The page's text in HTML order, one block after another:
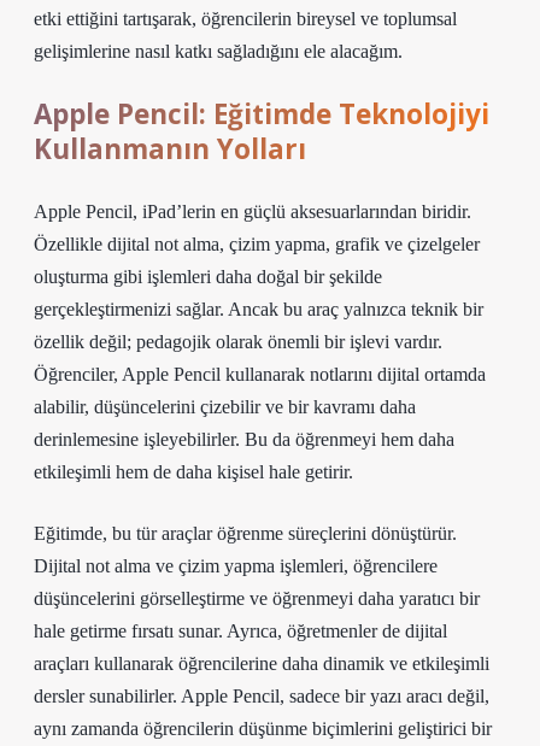
etki ettiğini tartışarak, öğrencilerin bireysel ve toplumsal
gelişimlerine nasıl katkı sağladığını ele alacağım.
Apple Pencil: Eğitimde Teknolojiyi
Kullanmanın Yolları
Apple Pencil, iPad’lerin en güçlü aksesuarlarından biridir.
Özellikle dijital not alma, çizim yapma, grafik ve çizelgeler
oluşturma gibi işlemleri daha doğal bir şekilde
gerçekleştirmenizi sağlar. Ancak bu araç yalnızca teknik bir
özellik değil; pedagojik olarak önemli bir işlevi vardır.
Öğrenciler, Apple Pencil kullanarak notlarını dijital ortamda
alabilir, düşüncelerini çizebilir ve bir kavramı daha
derinlemesine işleyebilirler. Bu da öğrenmeyi hem daha
etkileşimli hem de daha kişisel hale getirir.
Eğitimde, bu tür araçlar öğrenme süreçlerini dönüştürür.
Dijital not alma ve çizim yapma işlemleri, öğrencilere
düşüncelerini görselleştirme ve öğrenmeyi daha yaratıcı bir
hale getirme fırsatı sunar. Ayrıca, öğretmenler de dijital
araçları kullanarak öğrencilerine daha dinamik ve etkileşimli
dersler sunabilirler. Apple Pencil, sadece bir yazı aracı değil,
aynı zamanda öğrencilerin düşünme biçimlerini geliştirici bir